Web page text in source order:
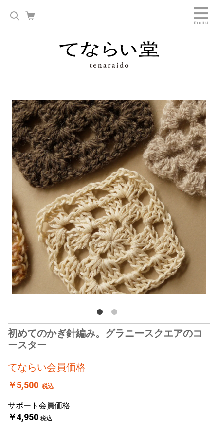
初めてのかぎ針編み。グラニースクエアのコ
ースター
てならい会員価格
￥5,500 税込
サポート会員価格
￥4,950 税込